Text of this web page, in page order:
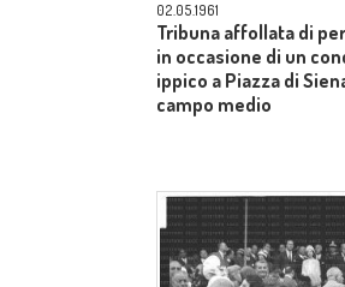
02.05.1961
Tribuna affollata di
in occasione di un
ippico a Piazza di
campo medio